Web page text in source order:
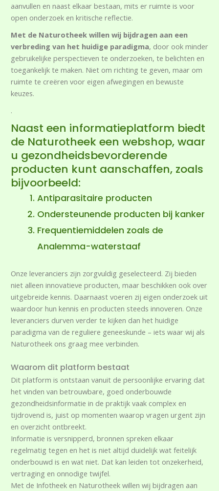
aanvullen en naast elkaar bestaan, mits er ruimte is voor
open onderzoek en kritische reflectie.
Met de Naturotheek willen wij bijdragen aan een
verbreding van het huidige paradigma, door ook minder
gebruikelijke perspectieven te onderzoeken, te belichten en
toegankelijk te maken. Niet om richting te geven, maar om
ruimte te creëren voor eigen afwegingen en bewuste
keuzes.
.
Naast een informatieplatform biedt
de Naturotheek een webshop, waar
u gezondheidsbevorderende
producten kunt aanschaffen, zoals
bijvoorbeeld:
Antiparasitaire producten
Ondersteunende producten bij kanker
Frequentiemiddelen zoals de
Analemma-waterstaaf
Onze leveranciers zijn zorgvuldig geselecteerd. Zij bieden
niet alleen innovatieve producten, maar beschikken ook over
uitgebreide kennis. Daarnaast voeren zij eigen onderzoek uit
waardoor hun kennis en producten steeds innoveren. Onze
leveranciers durven verder te kijken dan het huidige
paradigma van de reguliere geneeskunde – iets waar wij als
Naturotheek ons graag mee verbinden.
Waarom dit platform bestaat
Dit platform is ontstaan vanuit de persoonlijke ervaring dat
het vinden van betrouwbare, goed onderbouwde
gezondheidsinformatie in de praktijk vaak complex en
tijdrovend is, juist op momenten waarop vragen urgent zijn
en overzicht ontbreekt.
Informatie is versnipperd, bronnen spreken elkaar
regelmatig tegen en het is niet altijd duidelijk wat feitelijk
onderbouwd is en wat niet. Dat kan leiden tot onzekerheid,
vertraging en onnodige twijfel.
Met de Infotheek en Naturotheek willen wij bijdragen aan